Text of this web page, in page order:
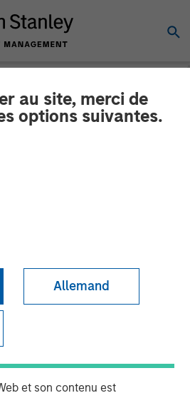
au site, merci de
options suivantes.
Allemand
et son contenu est
(Valuations)